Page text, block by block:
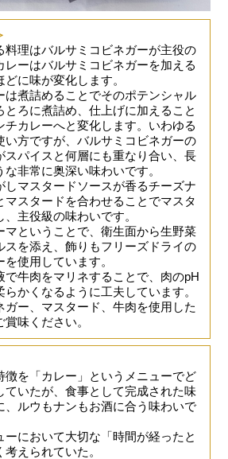
料理はバルサミコビネガーが主役の
レーはバルサミコビネガーを加える
に味が変化します。
は煮詰めることでそのポテンシャル
とろに煮詰め、仕上げに加えること
チカレーへと変化します。いわゆる
い方ですが、バルサミコビネガーの
スパイスと何層にも重なり合い、長
非常に奥深い味わいです。
しマスタードソースが香るチーズナ
マスタードを合わせることでマスタ
主役級の味わいです。
マということで、衛生面から生野菜
スを添え、飾りもフリーズドライの
使用しています。
で牛肉をマリネすることで、肉のpH
かくなるように工夫しています。
ガー、マスタード、牛肉を使用した
味ください。
徴を「カレー」というメニューでど
ていたが、食事として完成された味
、ルウもナンもお酒に合う味わいで
ーにおいて大切な「時間が経ったと
えられていた。